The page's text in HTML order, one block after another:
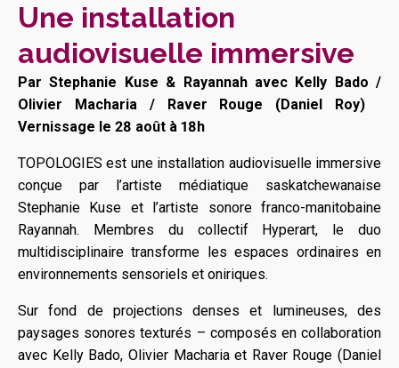
Une installation
audiovisuelle immersive
Par Stephanie Kuse & Rayannah avec Kelly Bado /
Olivier Macharia / Raver Rouge (Daniel Roy)
Vernissage le 28 août à 18h
TOPOLOGIES est une installation audiovisuelle immersive
conçue par l’artiste médiatique saskatchewanaise
Stephanie Kuse et l’artiste sonore franco-manitobaine
Rayannah. Membres du collectif Hyperart, le duo
multidisciplinaire transforme les espaces ordinaires en
environnements sensoriels et oniriques.
Sur fond de projections denses et lumineuses, des
paysages sonores texturés – composés en collaboration
avec Kelly Bado, Olivier Macharia et Raver Rouge (Daniel